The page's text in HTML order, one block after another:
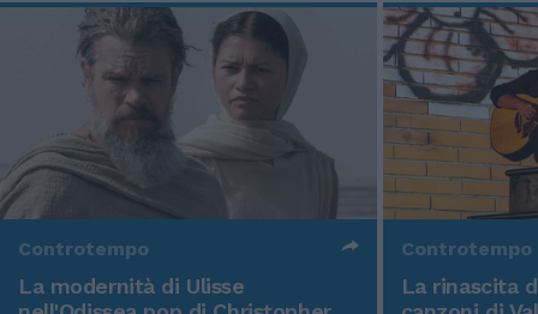
Controtempo
La modernità di Ulisse
Controtempo
La rinascita